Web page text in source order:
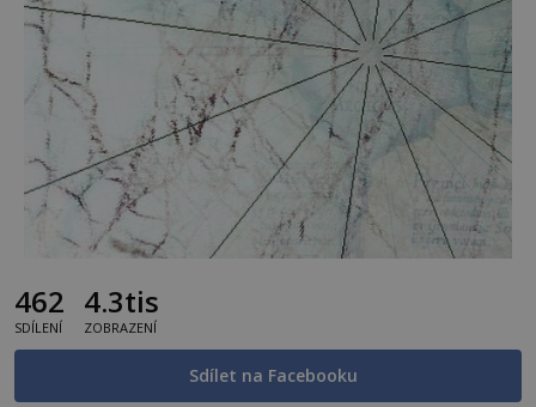
462
SDÍLENÍ
4.3tis
ZOBRAZENÍ
Sdílet na Facebooku